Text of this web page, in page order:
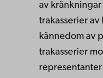
av
trakasserier av
kännedom av
trakasserier